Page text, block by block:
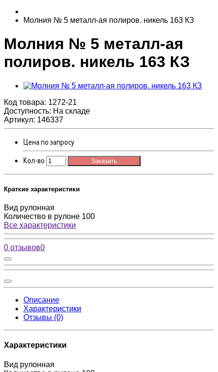
Молния № 5 металл-ая полиров. никель 163 КЗ
Молния № 5 металл-ая
полиров. никель 163 КЗ
Код товара: 1272-21
Доступность: На складе
Артикул: 146337
Цена по запросу
Кол-во
Заказать
Краткие характеристики
Вид рулонная
Количество в рулоне 100
Все характеристики
0 отзывов0
Описание
Характеристики
Отзывы (0)
Характеристики
Вид рулонная